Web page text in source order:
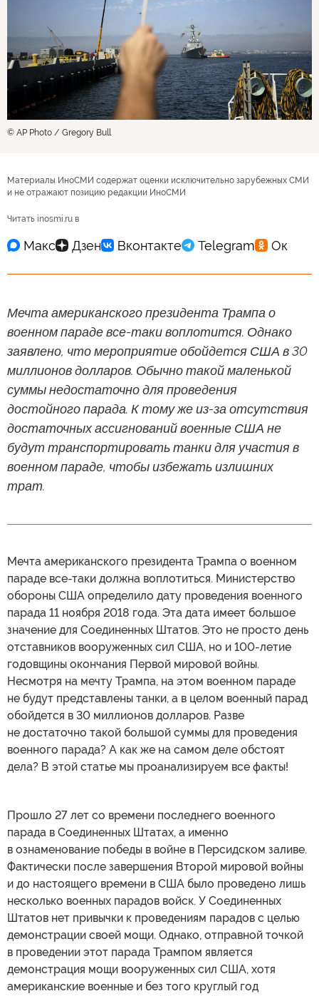
© AP Photo / Gregory Bull
Материалы ИноСМИ содержат оценки исключительно зарубежных СМИ
и не отражают позицию редакции ИноСМИ
Читать inosmi.ru в
Мечта американского президента Трампа о
военном параде все-таки воплотится. Однако
заявлено, что мероприятие обойдется США в 30
миллионов долларов. Обычно такой маленькой
суммы недостаточно для проведения
достойного парада. К тому же из-за отсутствия
достаточных ассигнований военные США не
будут транспортировать танки для участия в
военном параде, чтобы избежать излишних
трат.
Мечта американского президента Трампа о военном
параде все-таки должна воплотиться. Министерство
обороны США определило дату проведения военного
парада 11 ноября 2018 года. Эта дата имеет большое
значение для Соединенных Штатов. Это не просто день
отставников вооруженных сил США, но и 100-летие
годовщины окончания Первой мировой войны.
Несмотря на мечту Трампа, на этом военном параде
не будут представлены танки, а в целом военный парад
обойдется в 30 миллионов долларов. Разве
не достаточно такой большой суммы для проведения
военного парада? А как же на самом деле обстоят
дела? В этой статье мы проанализируем все факты!
Прошло 27 лет со времени последнего военного
парада в Соединенных Штатах, а именно
в ознаменование победы в войне в Персидском заливе.
Фактически после завершения Второй мировой войны
и до настоящего времени в США было проведено лишь
несколько военных парадов войск. У Соединенных
Штатов нет привычки к проведениям парадов с целью
демонстрации своей мощи. Однако, отправной точкой
в проведении этот парада Трампом является
демонстрация мощи вооруженных сил США, хотя
американские военные и без того круглый год